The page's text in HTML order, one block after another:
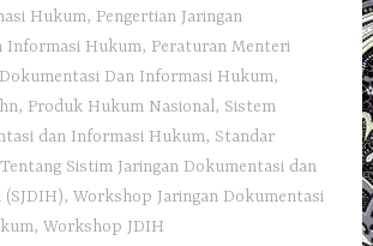
Hukum, Pengertian Jaringan
Informasi Hukum, Peraturan Menteri
Dan Informasi Hukum,
, Produk Hukum Nasional, Sistem
dan Informasi Hukum, Standar
Tentang Sistim Jaringan Dokumentasi dan
,Workshop Jaringan Dokumentasi
,Workshop JDIH